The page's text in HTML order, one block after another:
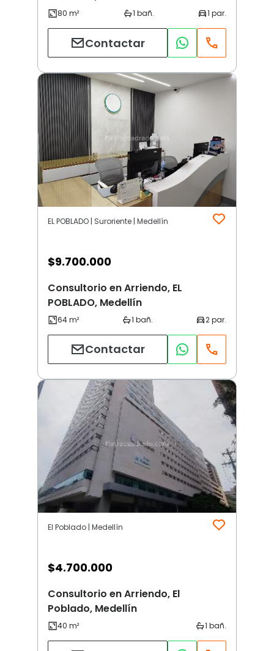
Contactar
EL POBLADO | Suroriente | Medellín
$9.700.000
Consultorio en Arriendo, EL
POBLADO, Medellín
Contactar
El Poblado | Medellín
$4.700.000
Consultorio en Arriendo, El
Poblado, Medellín